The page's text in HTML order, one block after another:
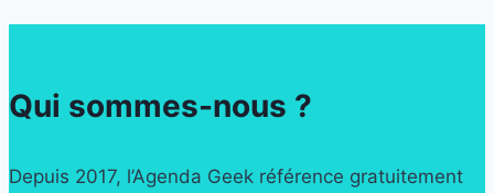
Qui sommes-nous ?
Depuis 2017, l’Agenda Geek référence gratuitement